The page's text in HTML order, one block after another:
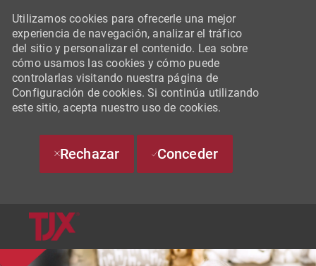
Utilizamos cookies para ofrecerle una mejor
experiencia de navegación, analizar el tráfico
del sitio y personalizar el contenido. Lea sobre
cómo usamos las cookies y cómo puede
controlarlas visitando nuestra página de
Configuración de cookies. Si continúa utilizando
este sitio, acepta nuestro uso de cookies.
Rechazar Conceder